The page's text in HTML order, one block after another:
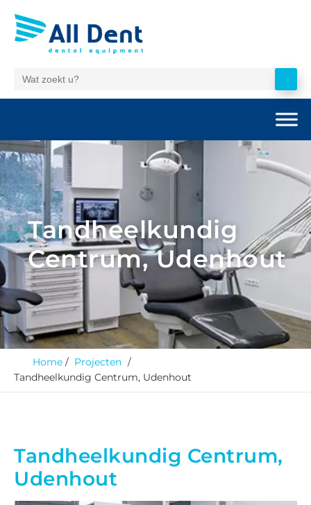
Tandheelkundig
Centrum, Udenhout
Home
Projecten
Tandheelkundig Centrum, Udenhout
Tandheelkundig Centrum,
Udenhout